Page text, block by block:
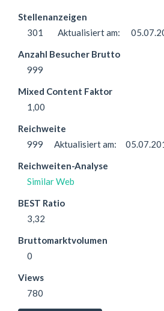
Stellenanzeigen
301
Aktualisiert am:
Anzahl Besucher Brutto
999
Mixed Content Faktor
1,00
Reichweite
999 Aktualisiert am:
Reichweiten-Analyse
Similar Web
BEST Ratio
3,32
Bruttomarktvolumen
0
Views
780